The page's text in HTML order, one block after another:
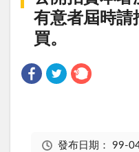
有意者屆時請
買。
發布日期： 99-